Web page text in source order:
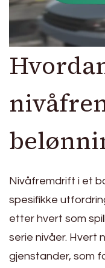
Nivåfremdrift i et
spesifikke
etter hvert som
serie nivåer. Hvert
gjenstander, som